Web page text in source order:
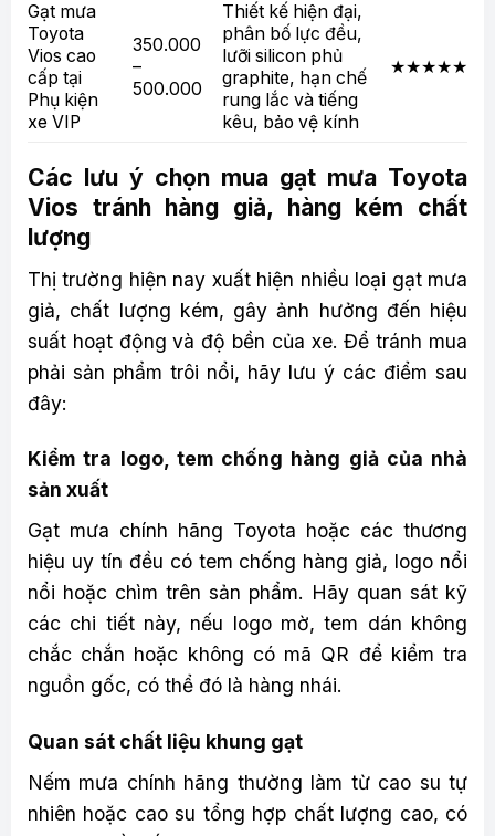
Gạt mưa
Toyota
Vios cao
cấp tại
Phụ kiện
xe VIP
350.000
–
500.000
Thiết kế hiện đại,
phân bố lực đều,
lưỡi silicon phủ
graphite, hạn chế
rung lắc và tiếng
kêu, bảo vệ kính
★★★★★
Các lưu ý chọn mua gạt mưa Toyota
Vios tránh hàng giả, hàng kém chất
lượng
Thị trường hiện nay xuất hiện nhiều loại gạt mưa
giả, chất lượng kém, gây ảnh hưởng đến hiệu
suất hoạt động và độ bền của xe. Để tránh mua
phải sản phẩm trôi nổi, hãy lưu ý các điểm sau
đây:
Kiểm tra logo, tem chống hàng giả của nhà
sản xuất
Gạt mưa chính hãng Toyota hoặc các thương
hiệu uy tín đều có tem chống hàng giả, logo nổi
nổi hoặc chìm trên sản phẩm. Hãy quan sát kỹ
các chi tiết này, nếu logo mờ, tem dán không
chắc chắn hoặc không có mã QR để kiểm tra
nguồn gốc, có thể đó là hàng nhái.
Quan sát chất liệu khung gạt
Nếm mưa chính hãng thường làm từ cao su tự
nhiên hoặc cao su tổng hợp chất lượng cao, có